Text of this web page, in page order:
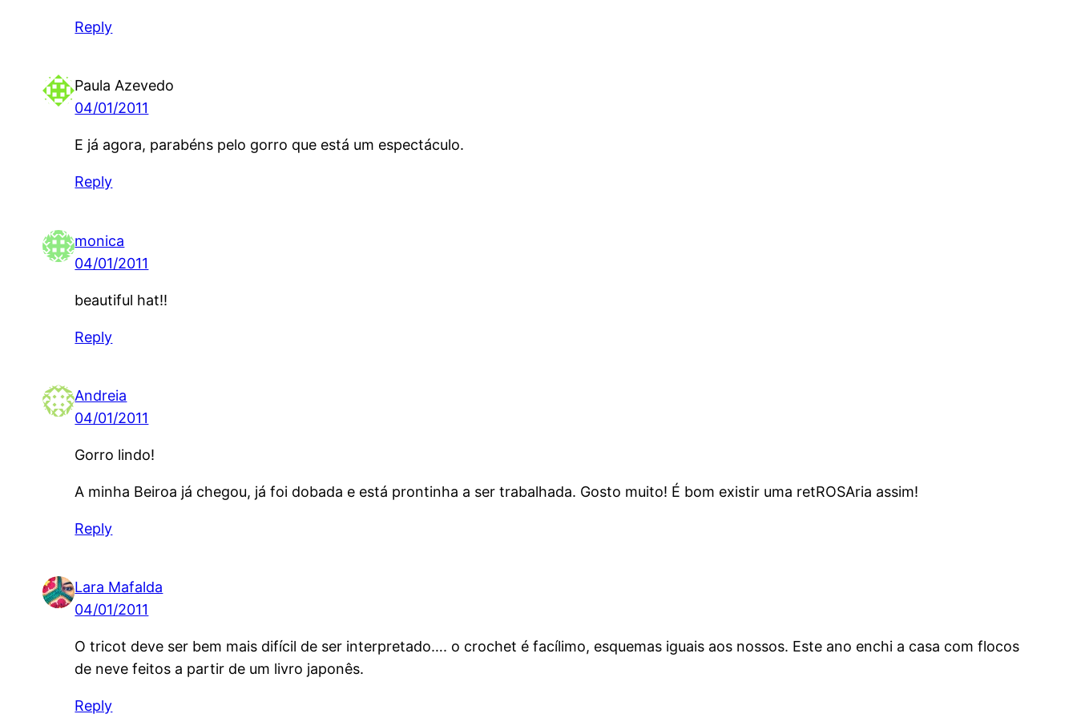
Reply
Paula Azevedo
04/01/2011
E já agora, parabéns pelo gorro que está um espectáculo.
Reply
monica
04/01/2011
beautiful hat!!
Reply
Andreia
04/01/2011
Gorro lindo!
A minha Beiroa já chegou, já foi dobada e está prontinha a ser trabalhada. Gosto muito! É bom existir uma retROSAria assim!
Reply
Lara Mafalda
04/01/2011
O tricot deve ser bem mais difícil de ser interpretado…. o crochet é facílimo, esquemas iguais aos nossos. Este ano enchi a casa com flocos
de neve feitos a partir de um livro japonês.
Reply